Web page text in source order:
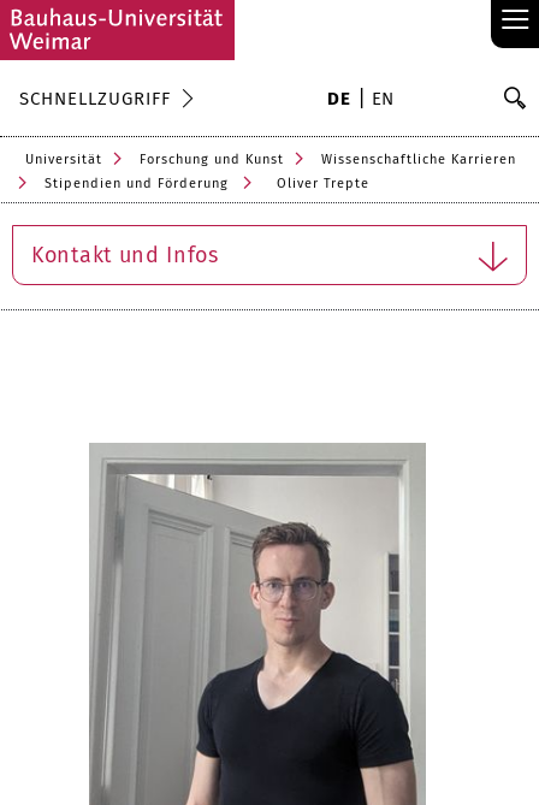
≡
SCHNELLZUGRIFF DE EN
Universität Forschung und Kunst
Wissenschaftliche Karrieren
Stipendien und Förderung
Oliver Trepte
Kontakt und Infos